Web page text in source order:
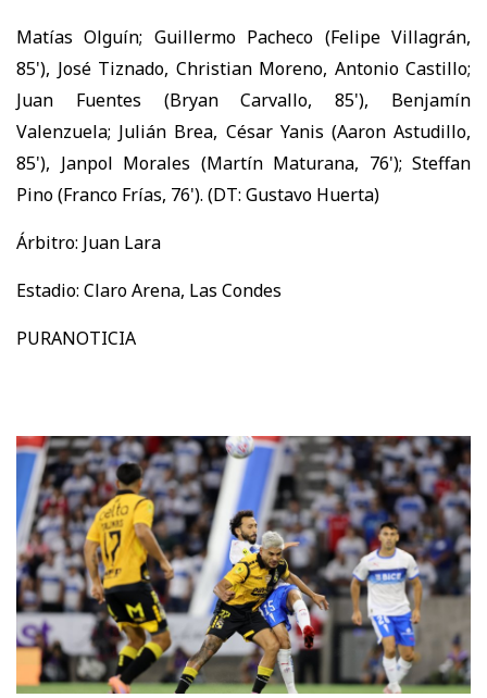
Matías Olguín; Guillermo Pacheco (Felipe Villagrán,
85'), José Tiznado, Christian Moreno, Antonio Castillo;
Juan Fuentes (Bryan Carvallo, 85'), Benjamín
Valenzuela; Julián Brea, César Yanis (Aaron Astudillo,
85'), Janpol Morales (Martín Maturana, 76'); Steffan
Pino (Franco Frías, 76'). (DT: Gustavo Huerta)
Árbitro: Juan Lara
Estadio: Claro Arena, Las Condes
PURANOTICIA